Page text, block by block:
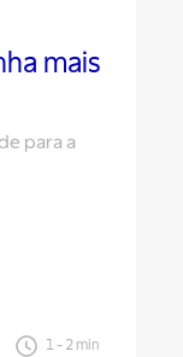
mais
para a
1- 2 min